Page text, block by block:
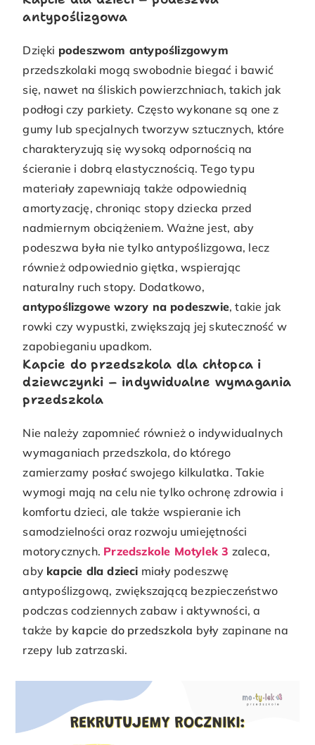
antypoślizgowa
Dzięki podeszwom antypoślizgowym
przedszkolaki mogą swobodnie biegać i bawić
się, nawet na śliskich powierzchniach, takich jak
podłogi czy parkiety. Często wykonane są one z
gumy lub specjalnych tworzyw sztucznych, które
charakteryzują się wysoką odpornością na
ścieranie i dobrą elastycznością. Tego typu
materiały zapewniają także odpowiednią
amortyzację, chroniąc stopy dziecka przed
nadmiernym obciążeniem. Ważne jest, aby
podeszwa była nie tylko antypoślizgowa, lecz
również odpowiednio giętka, wspierając
naturalny ruch stopy. Dodatkowo,
antypoślizgowe wzory na podeszwie, takie jak
rowki czy wypustki, zwiększają jej skuteczność w
zapobieganiu upadkom.
Kapcie do przedszkola dla chłopca i
dziewczynki – indywidualne wymagania
przedszkola
Nie należy zapomnieć również o indywidualnych
wymaganiach przedszkola, do którego
zamierzamy posłać swojego kilkulatka. Takie
wymogi mają na celu nie tylko ochronę zdrowia i
komfortu dzieci, ale także wspieranie ich
samodzielności oraz rozwoju umiejętności
motorycznych. Przedszkole Motylek 3 zaleca,
aby kapcie dla dzieci miały podeszwę
antypoślizgową, zwiększającą bezpieczeństwo
podczas codziennych zabaw i aktywności, a
także by kapcie do przedszkola były zapinane na
rzepy lub zatrzaski.